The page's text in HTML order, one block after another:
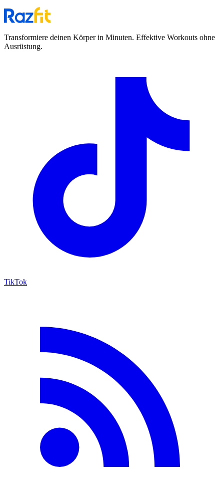
Transformiere deinen Körper in Minuten. Effektive Workouts ohne
Ausrüstung.
TikTok